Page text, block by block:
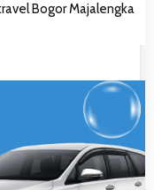
Bogor Majalengka